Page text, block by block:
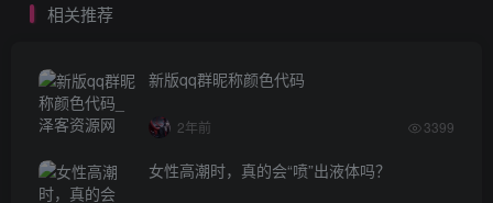
相关推荐
新版qq群昵称颜色代码
2年前 3399
女性高潮时，真的会“喷”出液体吗？